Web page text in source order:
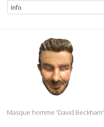
Masque homme 'David Beckham'